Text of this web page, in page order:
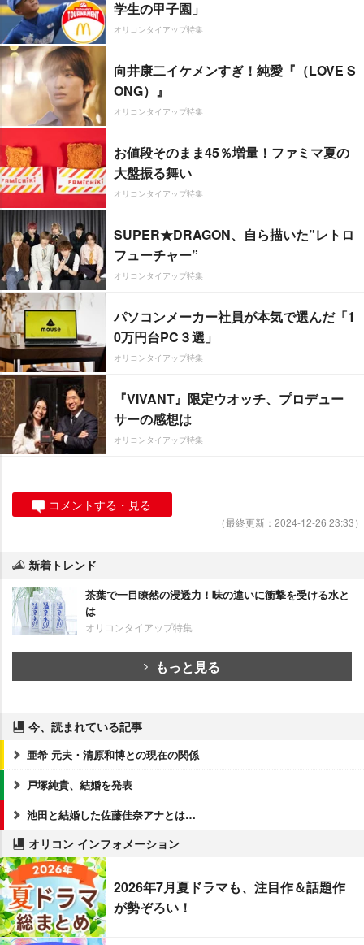
学生の甲子園」
オリコンタイアップ特集
向井康二イケメンすぎ！純愛『（LOVE S
ONG）』
オリコンタイアップ特集
お値段そのまま45％増量！ファミマ夏の
大盤振る舞い
オリコンタイアップ特集
SUPER★DRAGON、自ら描いた”レトロ
フューチャー”
オリコンタイアップ特集
パソコンメーカー社員が本気で選んだ「1
0万円台PC３選」
オリコンタイアップ特集
『VIVANT』限定ウオッチ、プロデュー
サーの感想は
オリコンタイアップ特集
コメントする・見る
（最終更新：2024-12-26 23:33）
新着トレンド
茶葉で一目瞭然の浸透力！味の違いに衝撃を受ける水と
は
オリコンタイアップ特集
もっと見る
今、読まれている記事
亜希 元夫・清原和博との現在の関係
戸塚純貴、結婚を発表
池田と結婚した佐藤佳奈アナとは…
オリコン インフォメーション
2026年7月夏ドラマも、注目作＆話題作
が勢ぞろい！